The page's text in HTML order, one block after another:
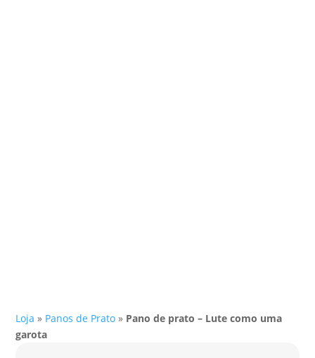
Loja » Panos de Prato » Pano de prato – Lute como uma
garota